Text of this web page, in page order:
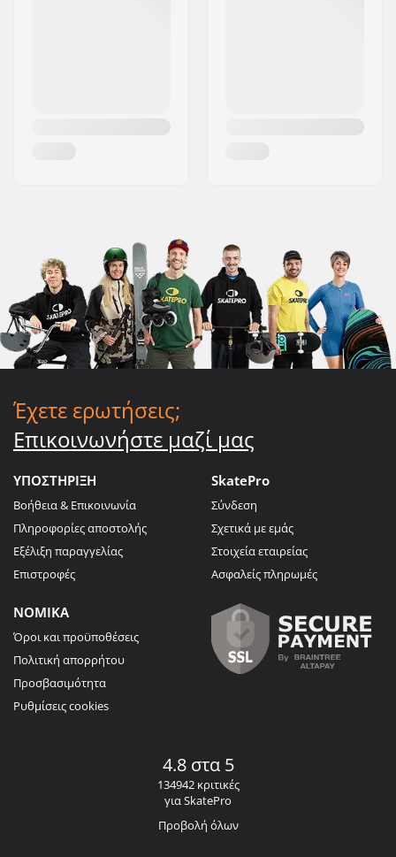
Έχετε ερωτήσεις;
Επικοινωνήστε μαζί μας
ΥΠΟΣΤΗΡΙΞΗ
Βοήθεια & Επικοινωνία
Πληροφορίες αποστολής
Εξέλιξη παραγγελίας
Επιστροφές
SkatePro
Σύνδεση
Σχετικά με εμάς
Στοιχεία εταιρείας
Ασφαλείς πληρωμές
ΝΟΜΙΚΑ
Όροι και προϋποθέσεις
Πολιτική απορρήτου
Προσβασιμότητα
Ρυθμίσεις cookies
4.8 στα 5
134942 κριτικές
για SkatePro
Προβολή όλων